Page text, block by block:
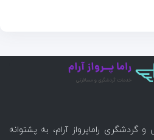
راماپرواز آرام، به پشتوانه